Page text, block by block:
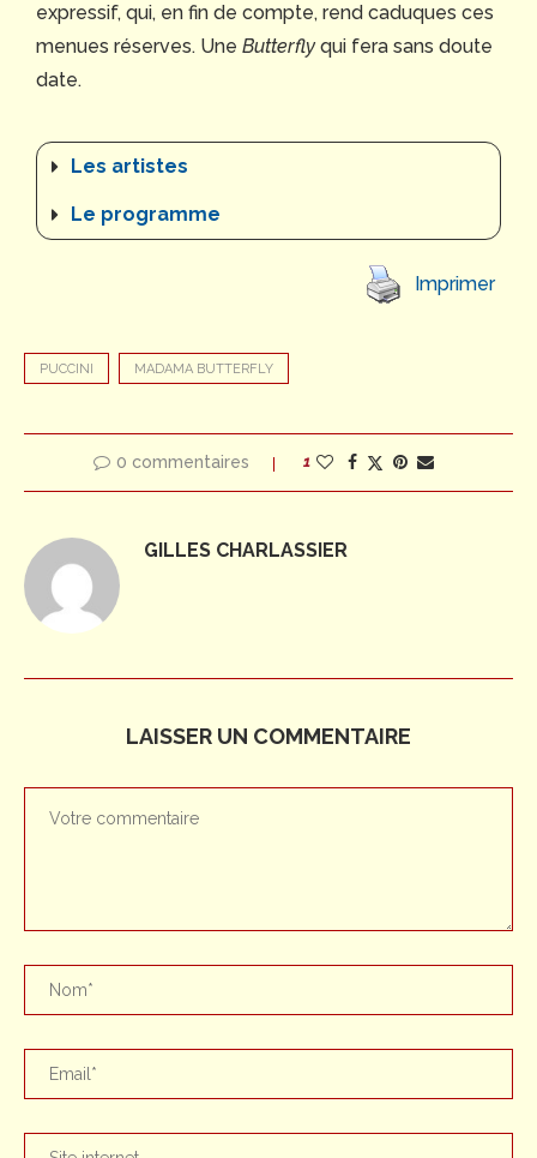
expressif, qui, en fin de compte, rend caduques ces
menues réserves. Une Butterfly qui fera sans doute
date.
Les artistes
Le programme
Imprimer
PUCCINI MADAMA BUTTERFLY
0 commentaires 1
GILLES CHARLASSIER
LAISSER UN COMMENTAIRE